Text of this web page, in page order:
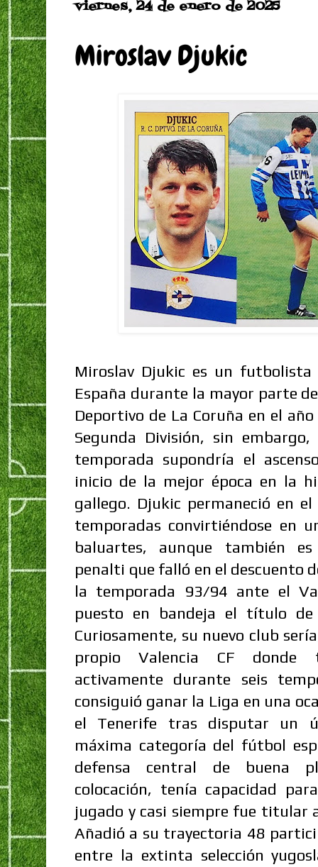
viernes, 24 de enero de 2025
Miroslav Djukic
Miroslav Djukic es un
España durante la mayor parte
Deportivo de La Coruña en el
Segunda División, sin
temporada supondría el
inicio de la mejor época en la
gallego. Djukic permaneció en
temporadas convirtiéndose en
baluartes, aunque también
penalti que falló en el descuento
la temporada 93/94 ante el
puesto en bandeja el título
Curiosamente, su nuevo club
propio Valencia CF donde
activamente durante seis
consiguió ganar la Liga en una
el Tenerife tras disputar un
máxima categoría del fútbol
defensa central de buena
colocación, tenía capacidad
jugado y casi siempre fue titular
Añadió a su trayectoria 48
entre la extinta selección